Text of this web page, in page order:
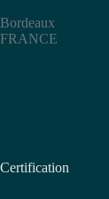
Bordeaux
FRANCE
Certification